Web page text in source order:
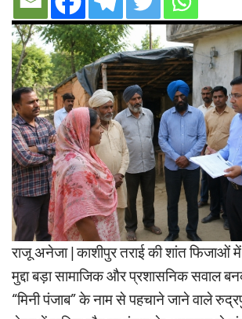
राजू अनेजा | काशीपुर तराई की शांत फिजाओं
मुद्दा बड़ा सामाजिक और प्रशासनिक सवाल
“मिनी पंजाब” के नाम से पहचाने जाने वाले